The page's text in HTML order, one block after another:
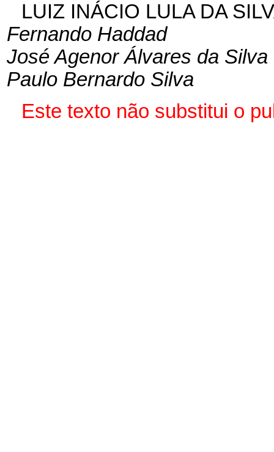
LUIZ INÁCIO LULA DA
Fernando Haddad
José Agenor Álvares da Silva
Paulo Bernardo Silva
Este texto não substitui o